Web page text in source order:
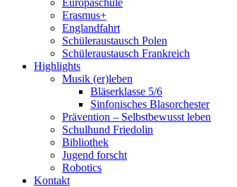
Europaschule
Erasmus+
Englandfahrt
Schüleraustausch Polen
Schüleraustausch Frankreich
Highlights
Musik (er)leben
Bläserklasse 5/6
Sinfonisches Blasorchester
Prävention – Selbstbewusst leben
Schulhund Friedolin
Bibliothek
Jugend forscht
Robotics
Kontakt